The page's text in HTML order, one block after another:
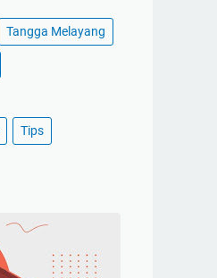
Tangga Melayang
Tips